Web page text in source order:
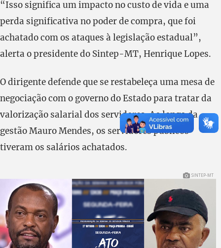
“Isso significa um impacto no custo de vida e uma
perda significativa no poder de compra, que foi
achatado com os ataques à legislação estadual”,
alerta o presidente do Sintep-MT, Henrique Lopes.
O dirigente defende que se restabeleça uma mesa de
negociação com o governo do Estado para tratar da
valorização salarial dos servidores. Ao longo da
gestão Mauro Mendes, os servidores públicos
tiveram os salários achatados.
SINTEP-MT